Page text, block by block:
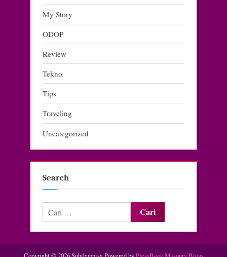
My Story
ODOP
Review
Tekno
Tips
Traveling
Uncategorized
Search
Cari
untuk: